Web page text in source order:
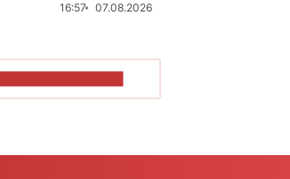
16:57 07.08.2026